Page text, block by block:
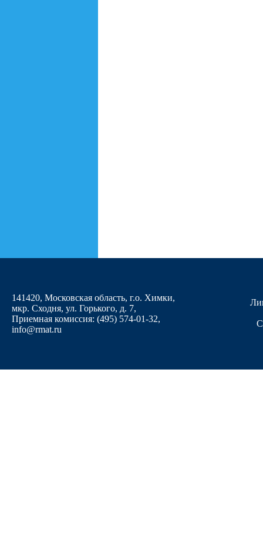
141420, Московская область, г.о. Химки,
мкр. Сходня, ул. Горького, д. 7,
Приемная комиссия: (495) 574-01-32,
info@rmat.ru